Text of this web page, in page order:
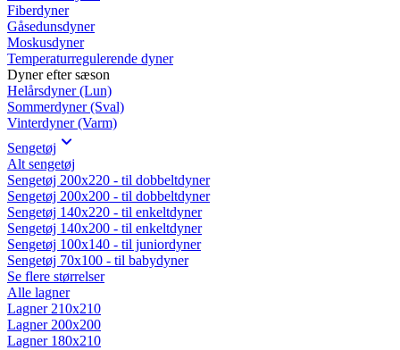
Fiberdyner
Gåsedunsdyner
Moskusdyner
Temperaturregulerende dyner
Dyner efter sæson
Helårsdyner (Lun)
Sommerdyner (Sval)
Vinterdyner (Varm)
Sengetøj
Alt sengetøj
Sengetøj 200x220 - til dobbeltdyner
Sengetøj 200x200 - til dobbeltdyner
Sengetøj 140x220 - til enkeltdyner
Sengetøj 140x200 - til enkeltdyner
Sengetøj 100x140 - til juniordyner
Sengetøj 70x100 - til babydyner
Se flere størrelser
Alle lagner
Lagner 210x210
Lagner 200x200
Lagner 180x210